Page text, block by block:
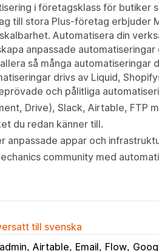
i företagsklass för butiker
till stora Plus-företag erbjuder
Automatisera din
anpassade
så många automatiseringar
drivs av Liquid,
och pålitliga
Drive), Slack, Airtable, FTP
du redan känner till.
anpassade appar och
community med
till svenska
Airtable Email Flow